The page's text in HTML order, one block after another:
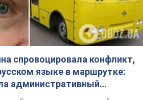
спровоцировала конфликт,
языке в маршрутке:
административный